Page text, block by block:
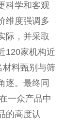
科学和客观
维度强调多
际，并采取
120家机构近
材料甄别与筛
逐。最终同
一众产品中
的高度认